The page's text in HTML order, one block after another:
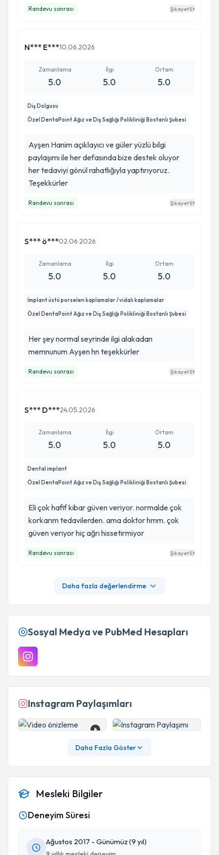
Randevu sonrası Şikayet Et
N*** E***10.06.2026
Zamanlama
5.0
İlgi
5.0
Ortam
5.0
Diş Dolgusu
Özel DentaPoint Ağız ve Diş Sağlığı Polikliniği Bostanlı Şubesi
Ayşen Hanim açıklayıcı ve güler yüzlü bilgi
paylaşımı ile her defasında bize destek oluyor
her tedaviyi gönül rahatlığıyla yaptırıyoruz.
Teşekkürler
Randevu sonrası Şikayet Et
S*** ö***02.06.2026
Zamanlama
5.0
İlgi
5.0
Ortam
5.0
İmplant üstü porselen kaplamalar / vidalı kaplamalar
Özel DentaPoint Ağız ve Diş Sağlığı Polikliniği Bostanlı Şubesi
Her şey normal seyrinde ilgi alakadan
memnunum Ayşen hn teşekkürler
Randevu sonrası Şikayet Et
S*** D***24.05.2026
Zamanlama
5.0
İlgi
5.0
Ortam
5.0
Dental implant
Özel DentaPoint Ağız ve Diş Sağlığı Polikliniği Bostanlı Şubesi
Eli çok hafif kibar güven veriyor. normalde çok
korkarım tedavilerden. ama doktor hmm. çok
güven veriyor hiç ağrı hissetirmiyor
Randevu sonrası Şikayet Et
Daha fazla değerlendirme
Sosyal Medya ve PubMed Hesapları
Instagram Paylaşımları
Daha Fazla Göster
Mesleki Bilgiler
Deneyim Süresi
Ağustos 2017 - Günümüz (9 yıl)